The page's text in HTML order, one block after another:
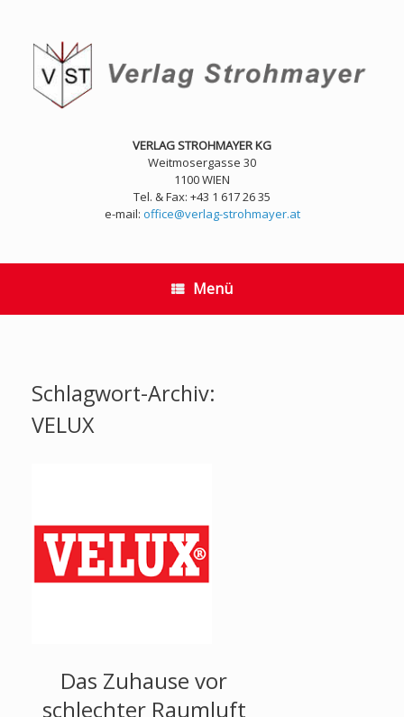
springen
VERLAG STROHMAYER KG
Weitmosergasse 30
1100 WIEN
Tel. & Fax: +43 1 617 26 35
e-mail: office@verlag-strohmayer.at
Menü
Schlagwort-Archiv:
VELUX
Das Zuhause vor
schlechter Raumluft